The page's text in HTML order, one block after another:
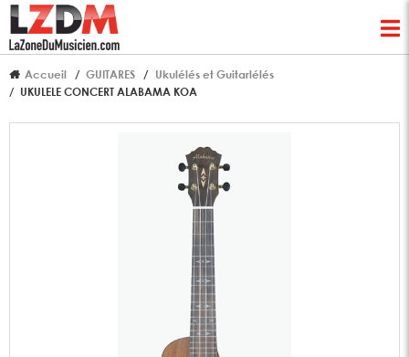
Accueil GUITARES
Ukulélés et Guitarlélés
UKULELE CONCERT ALABAMA KOA